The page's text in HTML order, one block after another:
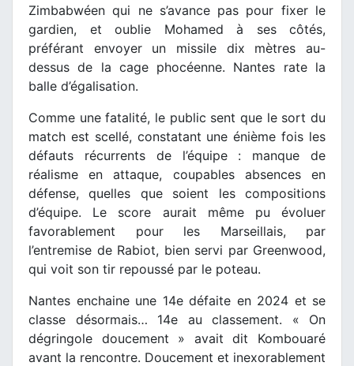
Zimbabwéen qui ne s’avance pas pour fixer le
gardien, et oublie Mohamed à ses côtés,
préférant envoyer un missile dix mètres au-
dessus de la cage phocéenne. Nantes rate la
balle d’égalisation.
Comme une fatalité, le public sent que le sort du
match est scellé, constatant une énième fois les
défauts récurrents de l’équipe : manque de
réalisme en attaque, coupables absences en
défense, quelles que soient les compositions
d’équipe. Le score aurait même pu évoluer
favorablement pour les Marseillais, par
l’entremise de Rabiot, bien servi par Greenwood,
qui voit son tir repoussé par le poteau.
Nantes enchaine une 14e défaite en 2024 et se
classe désormais… 14e au classement. « On
dégringole doucement » avait dit Kombouaré
avant la rencontre. Doucement et inexorablement